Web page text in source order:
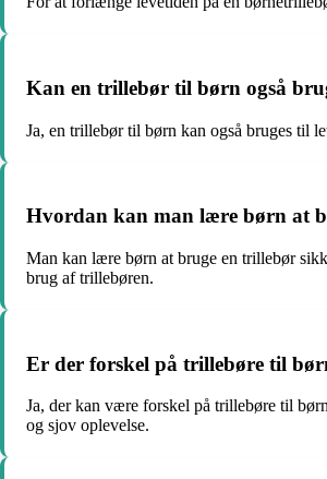
Kan en trillebør til børn også
Ja, en trillebør til børn kan også bruges til
Hvordan kan man lære børn at
Man kan lære børn at bruge en trillebør
brug af trillebøren.
Er der forskel på trillebøre til
Ja, der kan være forskel på trillebøre til
og sjov oplevelse.